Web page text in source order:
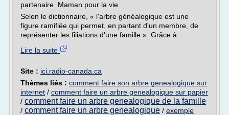
partenaire Maman pour la vie
Selon le dictionnaire, « l'arbre généalogique est une
figure ramifiée qui permet, en partant d'un membre, de
représenter les filiations d'une famille ». Grâce à...
Lire la suite
Site : ici.radio-canada.ca
Thèmes liés : comment faire son arbre genealogique sur
internet / comment faire un arbre genealogique sur papier
/ comment faire un arbre genealogique de la famille
/ comment faire un arbre genealogique / exemple